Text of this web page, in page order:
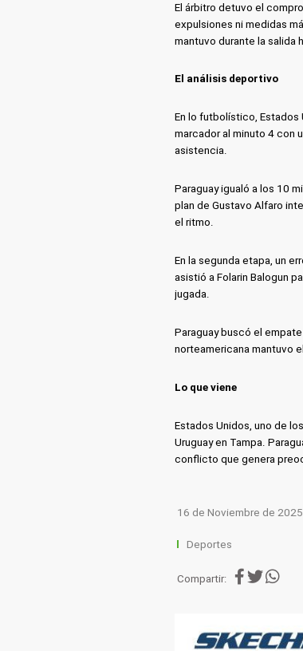
El árbitro detuvo el
expulsiones ni medidas
mantuvo durante la salida
El análisis deportivo
En lo futbolístico, Estados
marcador al minuto 4 con
asistencia.
Paraguay igualó a los 10
plan de Gustavo Alfaro
el ritmo.
En la segunda etapa, un
asistió a Folarin Balogun
jugada.
Paraguay buscó el
norteamericana mantuvo
Lo que viene
Estados Unidos, uno de
Uruguay en Tampa.
conflicto que genera
16 de Noviembre de
Deportes
Compartir: